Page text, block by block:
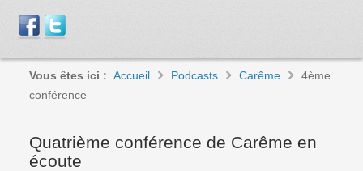
Vous êtes ici : Accueil Podcasts Carême
4ème
conférence
Quatrième conférence de Carême en
écoute